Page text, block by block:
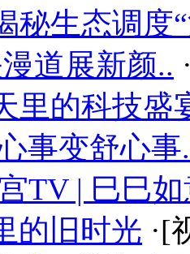
秘生态调度
道展新颜..
里的科技盛
事变舒心事
TV | 巳巳
的旧时光 ·[